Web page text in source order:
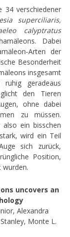
34 verschiedener
superciliaris,
calyptratus
Dabei
Arten der
Besonderheit
insgesamt
geradeaus
den Tieren
ohne dabei
zu müssen.
ein bisschen
wird ein Teil
sich zurück,
Position,
wurden.
uncovers an
Alexandra
Monte L.